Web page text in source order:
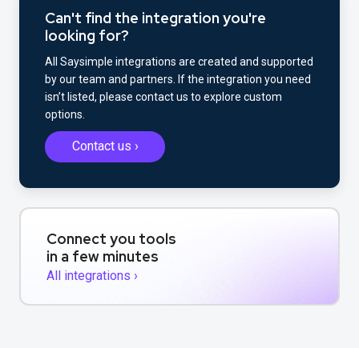
Can't find the integration you're
looking for?
All Saysimple integrations are created and supported
by our team and partners. If the integration you need
isn’t listed, please contact us to explore custom
options.
Contact us ›
Connect you tools
in a few minutes
All integrations ›